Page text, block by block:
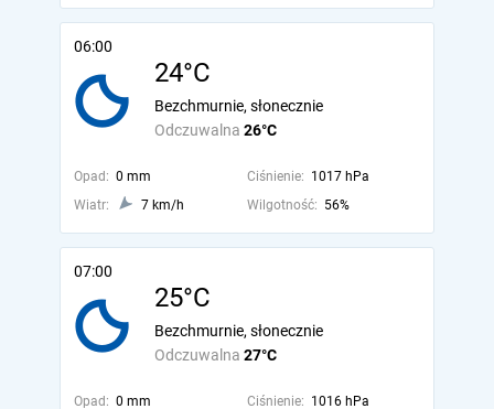
06:00
24°C
Odczuwalna 26°C
Bezchmurnie, słonecznie
Opad: 0 mm Ciśnienie: 1017 hPa
Wiatr:
7 km/h Wilgotność: 56%
07:00
25°C
Odczuwalna 27°C
Bezchmurnie, słonecznie
Opad: 0 mm Ciśnienie: 1016 hPa